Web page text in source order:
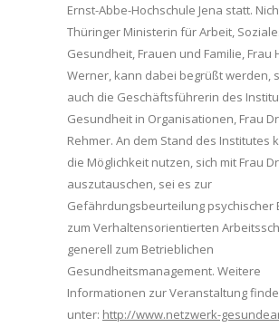
Ernst-Abbe-Hochschule Jena statt.
Thüringer Ministerin für Arbeit,
Gesundheit, Frauen und Familie, Frau
Werner, kann dabei begrüßt werden,
auch die Geschäftsführerin des
Gesundheit in Organisationen, Frau
Rehmer. An dem Stand des Institutes
die Möglichkeit nutzen, sich mit Frau
auszutauschen, sei es zur
Gefährdungsbeurteilung psychischer
zum Verhaltensorientierten
generell zum Betrieblichen
Gesundheitsmanagement. Weitere
Informationen zur Veranstaltung
unter: http://www.netzwerk-